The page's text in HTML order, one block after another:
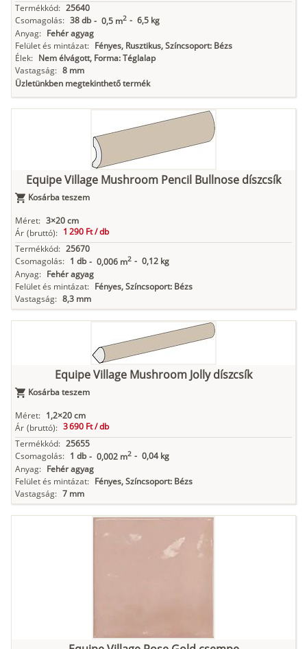
Termékkód: 25640
Csomagolás: 38 db - 0,5 m2 - 6,5 kg
Anyag: Fehér agyag
Felület és mintázat: Fényes, Rusztikus, Színcsoport: Bézs
Élek: Nem élvágott, Forma: Téglalap
Vastagság: 8 mm
Üzletünkben megtekinthető termék
Equipe Village Mushroom Pencil Bullnose díszcsík
Kosárba teszem
Méret: 3×20 cm
Ár (bruttó): 1 290 Ft /db
Termékkód: 25670
Csomagolás: 1 db - 0,006 m2 - 0,12 kg
Anyag: Fehér agyag
Felület és mintázat: Fényes, Színcsoport: Bézs
Vastagság: 8,3 mm
Equipe Village Mushroom Jolly díszcsík
Kosárba teszem
Méret: 1,2×20 cm
Ár (bruttó): 3 690 Ft /db
Termékkód: 25655
Csomagolás: 1 db - 0,002 m2 - 0,04 kg
Anyag: Fehér agyag
Felület és mintázat: Fényes, Színcsoport: Bézs
Vastagság: 7 mm